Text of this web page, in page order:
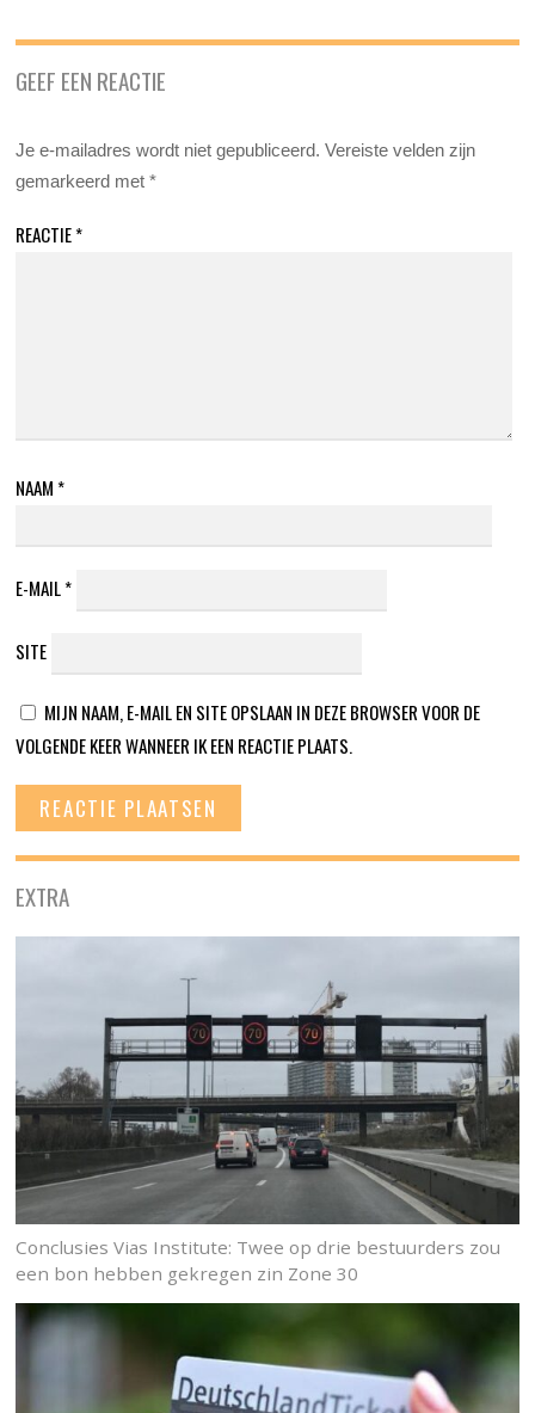
GEEF EEN REACTIE
Je e-mailadres wordt niet gepubliceerd. Vereiste velden zijn
gemarkeerd met*
REACTIE*
NAAM *
E-MAIL*
SITE
MIJN NAAM, E-MAIL EN SITE OPSLAAN IN DEZE BROWSER VOOR DE
VOLGENDE KEER WANNEER IK EEN REACTIE PLAATS.
EXTRA
Conclusies Vias Institute: Twee op drie bestuurders zou
een bon hebben gekregen zin Zone 30